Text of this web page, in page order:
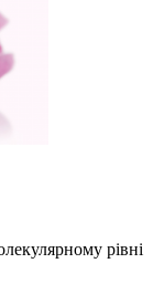
рівні